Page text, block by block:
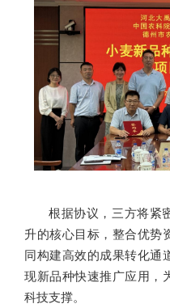
根据协议，三方将紧
升的核心目标，整合优势
同构建高效的成果转化通
现新品种快速推广应用，
科技支撑。